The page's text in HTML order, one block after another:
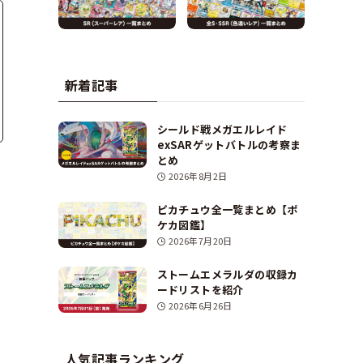
新着記事
シールド戦メガエルレイド
exSARゲットバトルの考察ま
とめ
2026年8月2日
ピカチュウ全一覧まとめ【ポ
ケカ図鑑】
2026年7月20日
ストームエメラルダの収録カ
ードリストを紹介
2026年6月26日
人気記事ランキング